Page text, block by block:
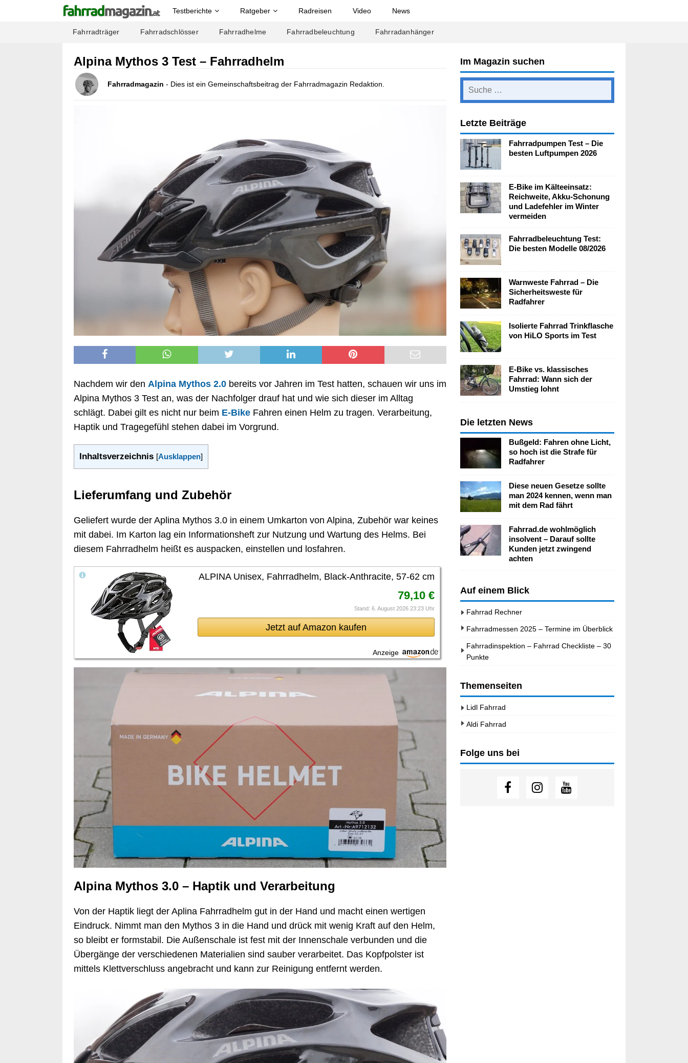
Testberichte Ratgeber Radreisen Video News
Fahrradträger Fahrradschlösser Fahrradhelme Fahrradbeleuchtung Fahrradanhänger
Alpina Mythos 3 Test – Fahrradhelm
Fahrradmagazin - Dies ist ein Gemeinschaftsbeitrag der Fahrradmagazin Redaktion.
Alpina Mythos 3
Nachdem wir den Alpina Mythos 2.0 bereits vor Jahren im Test hatten, schauen wir uns im
Alpina Mythos 3 Test an, was der Nachfolger drauf hat und wie sich dieser im Alltag
schlägt. Dabei gilt es nicht nur beim E-Bike Fahren einen Helm zu tragen. Verarbeitung,
Haptik und Tragegefühl stehen dabei im Vorgrund.
Inhaltsverzeichnis [Ausklappen]
Lieferumfang und Zubehör
Geliefert wurde der Aplina Mythos 3.0 in einem Umkarton von Alpina, Zubehör war keines
mit dabei. Im Karton lag ein Informationsheft zur Nutzung und Wartung des Helms. Bei
diesem Fahrradhelm heißt es auspacken, einstellen und losfahren.
ALPINA Unisex, Fahrradhelm, Black-Anthracite, 57-62 cm
79,10 €
Stand: 6. August 2026 23:23 Uhr
Jetzt auf Amazon kaufen
Anzeige
Alpina Mythos 3.0 – Haptik und Verarbeitung
Von der Haptik liegt der Aplina Fahrradhelm gut in der Hand und macht einen wertigen
Eindruck. Nimmt man den Mythos 3 in die Hand und drück mit wenig Kraft auf den Helm,
so bleibt er formstabil. Die Außenschale ist fest mit der Innenschale verbunden und die
Übergänge der verschiedenen Materialien sind sauber verarbeitet. Das Kopfpolster ist
mittels Klettverschluss angebracht und kann zur Reinigung entfernt werden.
Im Magazin suchen
Letzte Beiträge
Fahrradpumpen Test – Die
besten Luftpumpen 2026
E-Bike im Kälteeinsatz:
Reichweite, Akku-Schonung
und Ladefehler im Winter
vermeiden
Fahrradbeleuchtung Test:
Die besten Modelle 08/2026
Warnweste Fahrrad – Die
Sicherheitsweste für
Radfahrer
Isolierte Fahrrad Trinkflasche
von HiLO Sports im Test
E-Bike vs. klassisches
Fahrrad: Wann sich der
Umstieg lohnt
Die letzten News
Bußgeld: Fahren ohne Licht,
so hoch ist die Strafe für
Radfahrer
Diese neuen Gesetze sollte
man 2024 kennen, wenn man
mit dem Rad fährt
Fahrrad.de wohlmöglich
insolvent – Darauf sollte
Kunden jetzt zwingend
achten
Auf einem Blick
Fahrrad Rechner
Fahrradmessen 2025 – Termine im Überblick
Fahrradinspektion – Fahrrad Checkliste – 30
Punkte
Themenseiten
Lidl Fahrrad
Aldi Fahrrad
Folge uns bei